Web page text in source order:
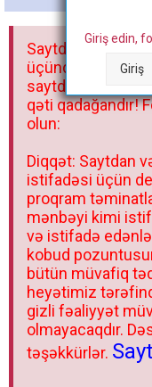
Giriş edin,
Giriş
Saytdakı
üçündür.
saytda və sosial
qəti qadağandır!
olun:
Diqqət: Saytdan
istifadəsi üçün
proqram
mənbəyi kimi
və istifadə
kobud
bütün müvafiq
heyətimiz
gizli fəaliyyət
olmayacaqdır.
təşəkkürlər.